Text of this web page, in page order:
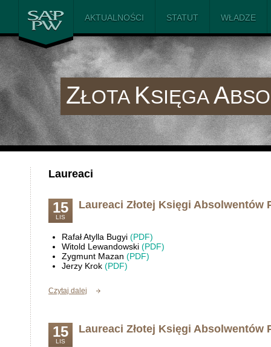
SAiP PW
AKTUALNOŚCI STATUT WŁADZE
ZŁOTA KSIĘGAA
Laureaci
15
LIS
Laureaci Złotej Księgi Absolwentów
Rafał Atylla Bugyi (PDF)
Witold Lewandowski (PDF)
Zygmunt Mazan (PDF)
Jerzy Krok (PDF)
Czytaj dalej
15
LIS
Laureaci Złotej Księgi Absolwentów